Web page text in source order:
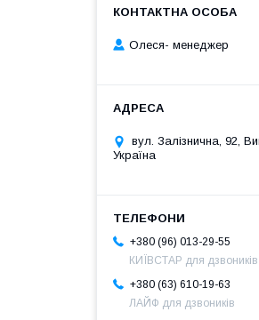
Олеся- менеджер
вул. Залізнична, 92,
Україна
+380 (96) 013-29-55
КИЇВСТАР для дзвоників
+380 (63) 610-19-63
ЛАЙФ для дзвоників